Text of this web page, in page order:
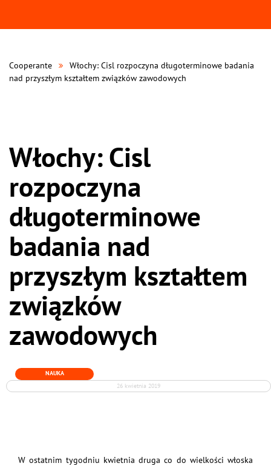
Cooperante
Włochy: Cisl rozpoczyna długoterminowe badania
nad przyszłym kształtem związków zawodowych
Włochy: Cisl
rozpoczyna
długoterminowe
badania nad
przyszłym kształtem
związków
zawodowych
NAUKA
26 kwietnia 2019
W ostatnim tygodniu kwietnia druga co do wielkości włoska